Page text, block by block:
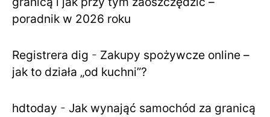
poradnik w 2026 roku
Registrera dig - Zakupy spożywcze online –
jak to działa „od kuchni”?
hdtoday - Jak wynająć samochód za granicą